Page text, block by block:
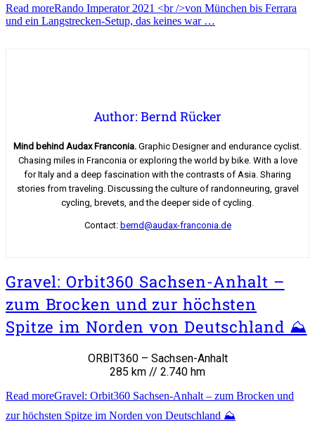
Read moreRando Imperator 2021 <br />von München bis Ferrara
und ein Langstrecken-Setup, das keines war …
Author: Bernd Rücker
Mind behind Audax Franconia. Graphic Designer and endurance cyclist.
Chasing miles in Franconia or exploring the world by bike. With a love
for Italy and a deep fascination with the contrasts of Asia. Sharing
stories from traveling. Discussing the culture of randonneuring, gravel
cycling, brevets, and the deeper side of cycling.
Contact: bernd@audax-franconia.de
Gravel: Orbit360 Sachsen-Anhalt –
zum Brocken und zur höchsten
Spitze im Norden von Deutschland ⛰️
ORBIT360 – Sachsen-Anhalt
285 km // 2.740 hm
Read moreGravel: Orbit360 Sachsen-Anhalt – zum Brocken und
zur höchsten Spitze im Norden von Deutschland ⛰️